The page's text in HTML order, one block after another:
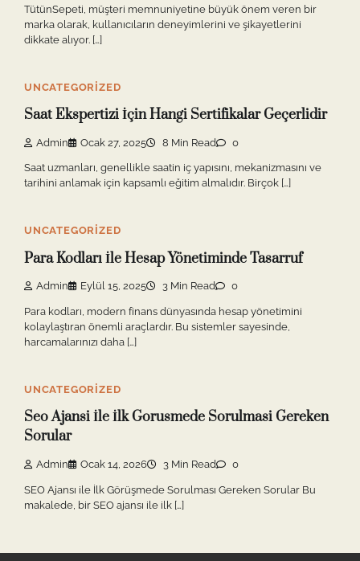
TütünSepeti, müşteri memnuniyetine büyük önem veren bir
marka olarak, kullanıcıların deneyimlerini ve şikayetlerini
dikkate alıyor. […]
UNCATEGORIZED
Saat Ekspertizi İçin Hangi Sertifikalar Geçerlidir
Admin Ocak 27, 2025 8 Min Read 0
Saat uzmanları, genellikle saatin iç yapısını, mekanizmasını ve
tarihini anlamak için kapsamlı eğitim almalıdır. Birçok […]
UNCATEGORIZED
Para Kodları İle Hesap Yönetiminde Tasarruf
Admin Eylül 15, 2025 3 Min Read 0
Para kodları, modern finans dünyasında hesap yönetimini
kolaylaştıran önemli araçlardır. Bu sistemler sayesinde,
harcamalarınızı daha […]
UNCATEGORIZED
Seo Ajansi İle İlk Gorusmede Sorulmasi Gereken
Sorular
Admin Ocak 14, 2026 3 Min Read 0
SEO Ajansı ile İlk Görüşmede Sorulması Gereken Sorular Bu
makalede, bir SEO ajansı ile ilk […]